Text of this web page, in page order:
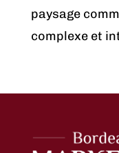
paysage
complexe et